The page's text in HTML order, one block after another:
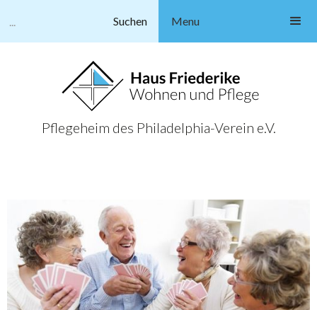
Menu
Pflegeheim des Philadelphia-Verein e.V.